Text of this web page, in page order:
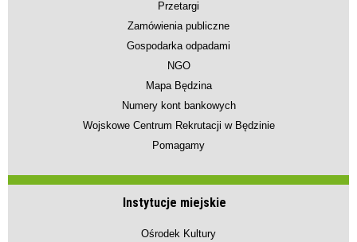
Przetargi
Zamówienia publiczne
Gospodarka odpadami
NGO
Mapa Będzina
Numery kont bankowych
Wojskowe Centrum Rekrutacji w Będzinie
Pomagamy
Instytucje miejskie
Ośrodek Kultury